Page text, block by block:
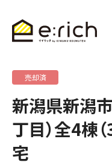
売却済
新潟県新潟
丁目）全4棟
宅